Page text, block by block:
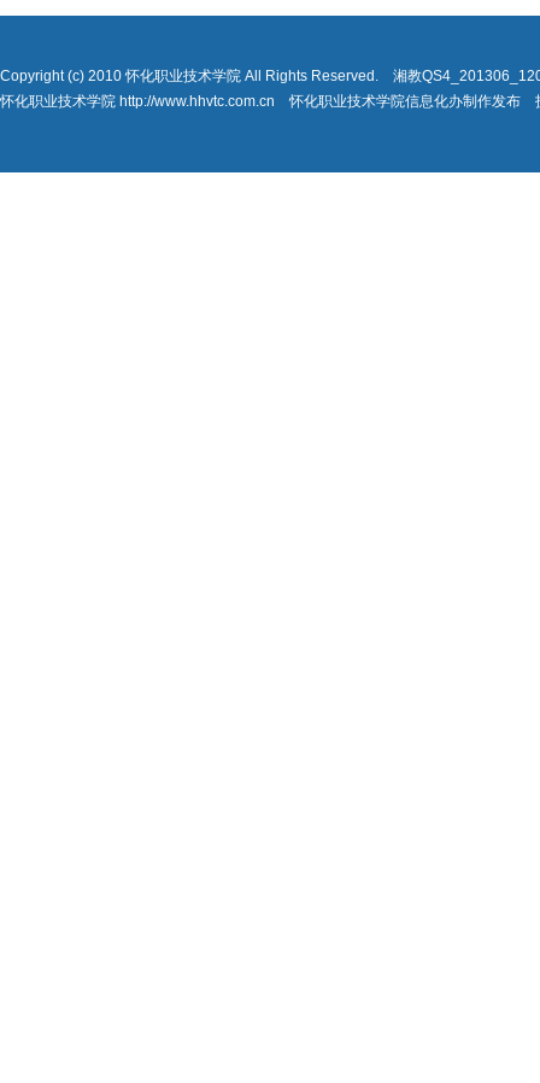
Copyright (c) 2010 怀化职业技术学院 All Rights Reserved. 湘教
怀化职业技术学院 http://www.hhvtc.com.cn 怀化职业技术学院信息化办制作发布